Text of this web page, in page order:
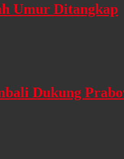
Umur Ditangkap
Dukung